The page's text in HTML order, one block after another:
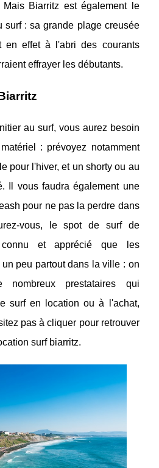
Biarritz est également le
surf : sa grande plage creusée
effet à l'abri des courants
effrayer les débutants.
au surf, vous aurez besoin
: prévoyez notamment
pour l'hiver, et un shorty ou au
Il vous faudra également une
pour ne pas la perdre dans
vous, le spot de surf de
et apprécié que les
peu partout dans la ville : on
prestataires qui
surf en location ou à l'achat,
pas à cliquer pour retrouver
surf biarritz.